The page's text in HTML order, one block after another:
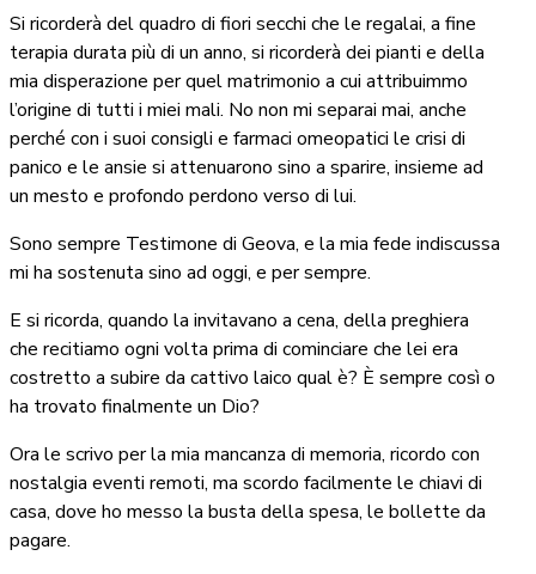
Si ricorderà del quadro di fiori secchi che le regalai, a fine
terapia durata più di un anno, si ricorderà dei pianti e della
mia disperazione per quel matrimonio a cui attribuimmo
l’origine di tutti i miei mali. No non mi separai mai, anche
perché con i suoi consigli e farmaci omeopatici le crisi di
panico e le ansie si attenuarono sino a sparire, insieme ad
un mesto e profondo perdono verso di lui.
Sono sempre Testimone di Geova, e la mia fede indiscussa
mi ha sostenuta sino ad oggi, e per sempre.
E si ricorda, quando la invitavano a cena, della preghiera
che recitiamo ogni volta prima di cominciare che lei era
costretto a subire da cattivo laico qual è? È sempre così o
ha trovato finalmente un Dio?
Ora le scrivo per la mia mancanza di memoria, ricordo con
nostalgia eventi remoti, ma scordo facilmente le chiavi di
casa, dove ho messo la busta della spesa, le bollette da
pagare.